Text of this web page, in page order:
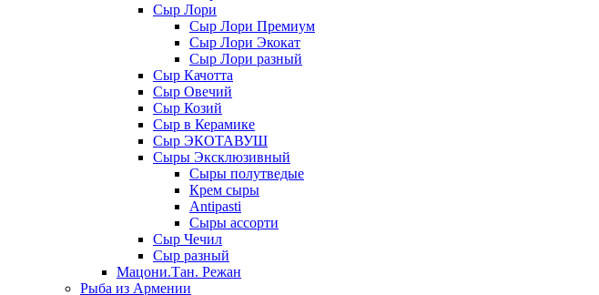
Сыр Лори
Сыр Лори Премиум
Сыр Лори Экокат
Сыр Лори разный
Сыр Качотта
Сыр Овечий
Сыр Козий
Сыр в Керамике
Сыр ЭКОТАВУШ
Сыры Эксклюзивный
Сыры полутведые
Крем сыры
Antipasti
Сыры ассорти
Сыр Чечил
Сыр разный
Мацони.Тан. Режан
Рыба из Армении